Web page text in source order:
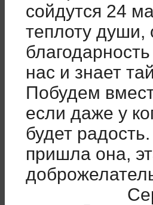
сойдутся 24
теплоту души,
нас и знает
Побудем
если даже у
будет
пришла она,